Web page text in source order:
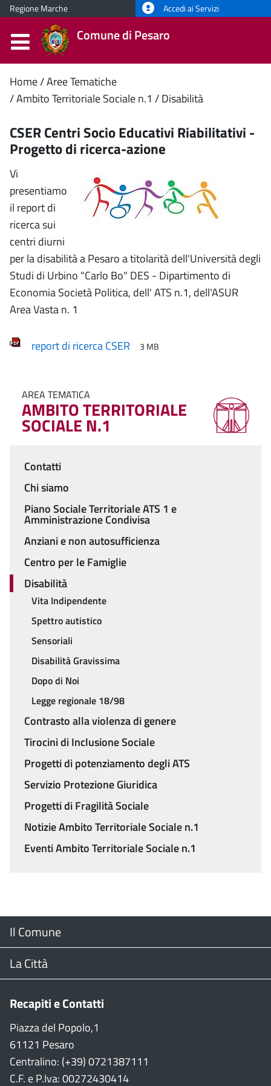
Regione Marche Accedi ai Servizi
Comune di Pesaro
Contenuto
Home Aree Tematiche
Ambito Territoriale Sociale n.1
Disabilità
CSER Centri Socio Educativi Riabilitativi -
Progetto di ricerca-azione
Vi
presentiamo
il report di
ricerca sui
centri diurni
per la disabilità a Pesaro a titolarità dell'Università degli
Studi di Urbino "Carlo Bo" DES - Dipartimento di
Economia Società Politica, dell' ATS n.1, dell'ASUR
Area Vasta n. 1
report di ricerca CSER 3 MB
AREA TEMATICA
AMBITO TERRITORIALE
SOCIALE N.1
Menu
Contatti
Chi siamo
Piano Sociale Territoriale ATS 1 e
Amministrazione Condivisa
Anziani e non autosufficienza
Centro per le Famiglie
Disabilità
Vita Indipendente
Spettro autistico
Sensoriali
Disabilità Gravissima
Dopo di Noi
Legge regionale 18/98
Contrasto alla violenza di genere
Tirocini di Inclusione Sociale
Progetti di potenziamento degli ATS
Servizio Protezione Giuridica
Progetti di Fragilità Sociale
Notizie Ambito Territoriale Sociale n.1
Eventi Ambito Territoriale Sociale n.1
Menu
Footer
Il Comune
Il Sindaco
Consiglio Comunale
CON
La Città
Stradario
WiFi
Recapiti e Contatti
Piazza del Popolo,1
61121 Pesaro
Centralino: (+39) 0721387111
C.F. e P.Iva: 00272430414